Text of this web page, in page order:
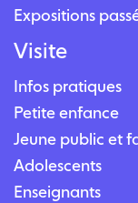
Expositions
Visite
Infos pratiques
Petite enfance
Jeune public et
Adolescents
Enseignants